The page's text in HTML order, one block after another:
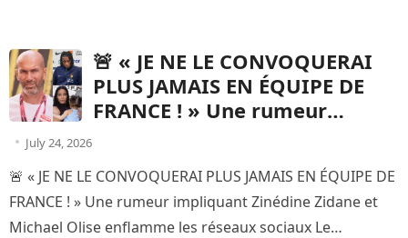
🚨 « JE NE LE CONVOQUERAI
PLUS JAMAIS EN ÉQUIPE DE
FRANCE ! » Une rumeur
réseaux sociaux
July 24, 2026
🚨 « JE NE LE CONVOQUERAI PLUS JAMAIS EN ÉQUIPE DE
FRANCE ! » Une rumeur impliquant Zinédine Zidane et
Michael Olise enflamme les réseaux sociaux Le…